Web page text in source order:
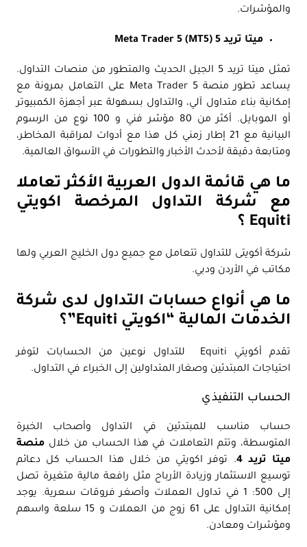
والمؤشرات.
ميتا تريد 5 Meta Trader 5 (MT5)
تمثل ميتا تريد 5 الجيل الحديث والمتطور من منصات التداول.
يساعد تطور منصة Meta Trader 5 على التعامل بمرونة مع
إمكانية بناء متداول آلي، والتداول بسهولة عبر أجهزة الكمبيوتر
أو الموبايل. أكثر من 80 مؤشر فني و 100 نوع من الرسوم
البيانية مع 21 إطار زمني كل هذا مع أدوات لمراقبة المخاطر،
ومتابعة دقيقة لأحدث الأخبار والتطورات في الأسواق العالمية.
ما هي قائمة الدول العربية الأكثر تعاملا
مع شركة التداول المرخصة اكويتي
Equiti ؟
شركة أكويتى للتداول تتعامل مع جميع دول الخليج العربي ولها
مكاتب في الأردن ودبي.
ما هي أنواع حسابات التداول لدى شركة
الخدمات المالية “اكويتي Equiti”؟
تقدم أكويتي Equiti للتداول نوعين من الحسابات لتوفر
احتياجات المبتدئين وصغار المتداولين إلى الخبراء في التداول.
الحساب التنفيذي
حساب مناسب للمبتدئين في التداول وأصحاب الخبرة
المتوسطة، وتتم التعاملات في هذا الحساب من خلال منصة
ميتا تريد 4
. توفر اكويتي من خلال هذا الحساب كل دعائم
توسيع الاستثمار وزيادة الأرباح مثل رافعة مالية متغيرة تصل
إلى 500: 1 في تداول العملات وأصغر فروقات سعرية. يوجد
إمكانية التداول على 61 زوج من العملات و 15 سلعة واسهم
ومؤشرات ومعادن.